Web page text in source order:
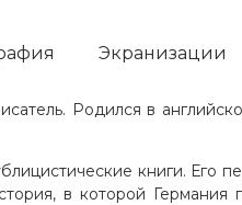
Родился в
книги. Его
в которой
Экранизации